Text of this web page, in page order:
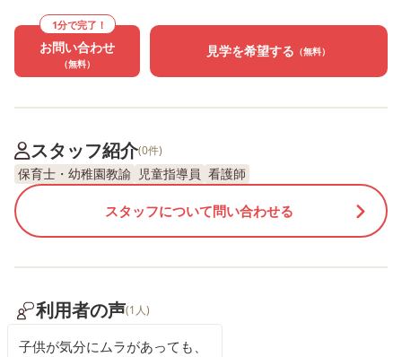
1分で完了！
お問い合わせ
（無料）
見学を希望する （無料）
スタッフ紹介(0件)
保育士・幼稚園教諭 児童指導員 看護師
スタッフについて問い合わせる
利用者の声(1人)
子供が気分にムラがあっても、